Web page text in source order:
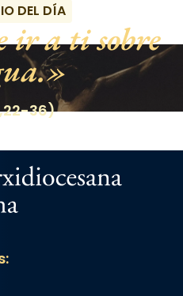
DEL DÍA
ir a ti sobre
36)
Cristiana